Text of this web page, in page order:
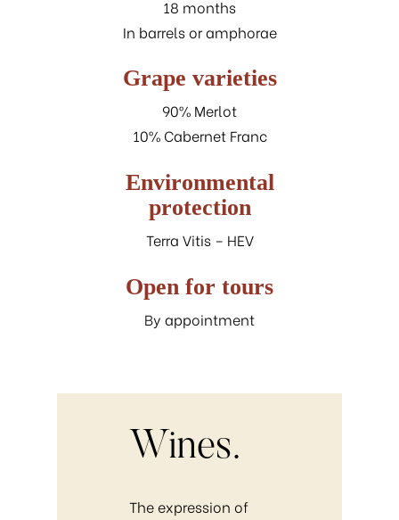
18 months
In barrels or amphorae
Grape varieties
90% Merlot
10% Cabernet Franc
Environmental
protection
Terra Vitis – HEV
Open for tours
By appointment
Wines.
The expression of